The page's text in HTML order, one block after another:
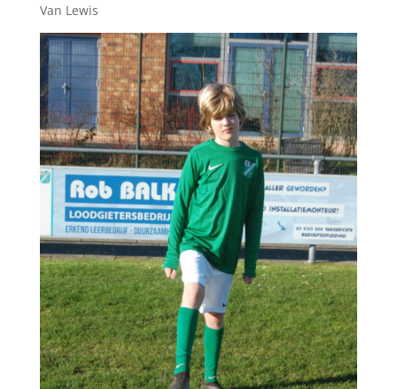
Van Lewis